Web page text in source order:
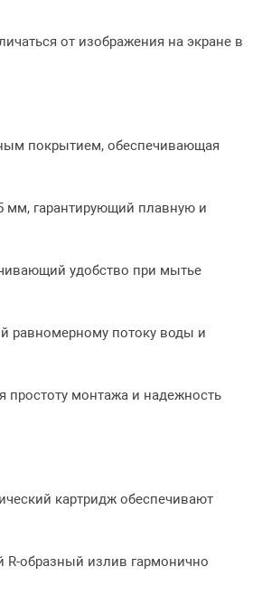
от изображения на экране в
покрытием, обеспечивающая
гарантирующий плавную и
удобство при мытье
равномерному потоку воды и
монтажа и надежность
картридж обеспечивают
образный излив гармонично